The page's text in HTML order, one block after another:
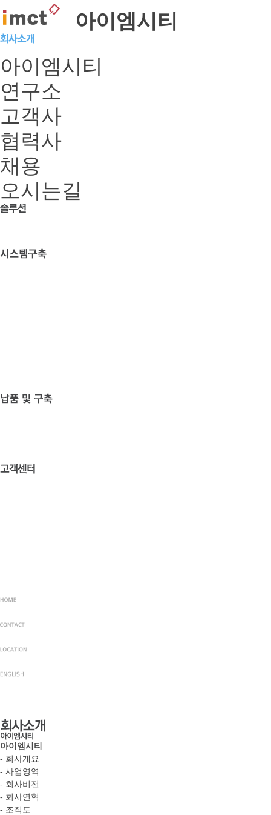
아이엠시티
아이엠시티
연구소
고객사
협력사
채용
오시는길
아이엠시티
- 회사개요
- 사업영역
- 회사비전
- 회사연혁
- 조직도